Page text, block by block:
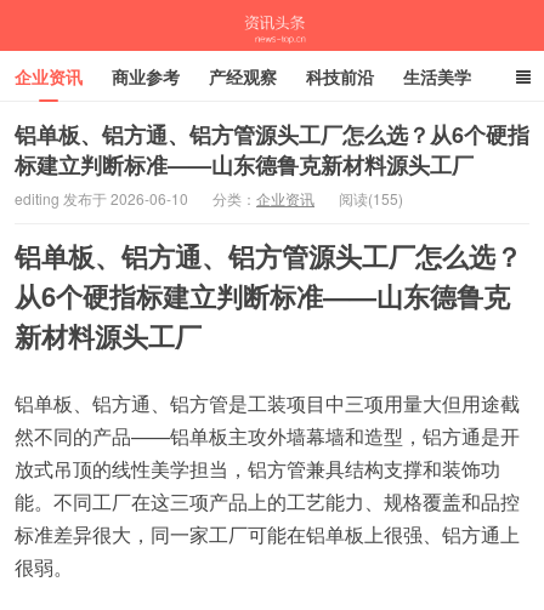
资讯头条
企业资讯 商业参考 产经观察 科技前沿 生活美学
时尚潮流 母婴亲子 专栏
铝单板、铝方通、铝方管源头工厂怎么选？从6个硬指
标建立判断标准——山东德鲁克新材料源头工厂
editing 发布于 2026-06-10 分类： 企业资讯 阅读(155)
铝单板、铝方通、铝方管源头工厂怎么选？
从6个硬指标建立判断标准——山东德鲁克
新材料源头工厂
铝单板、铝方通、铝方管是工装项目中三项用量大但用途截
然不同的产品——铝单板主攻外墙幕墙和造型，铝方通是开
放式吊顶的线性美学担当，铝方管兼具结构支撑和装饰功
能。不同工厂在这三项产品上的工艺能力、规格覆盖和品控
标准差异很大，同一家工厂可能在铝单板上很强、铝方通上
很弱。